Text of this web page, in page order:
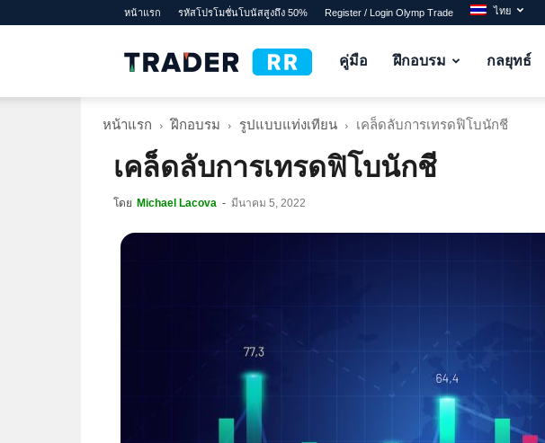
หน้าแรก รหัสโปรโมชั่นโบนัสสูงถึง 50% Register / Login Olymp Trade ไทย
TraderRR
คู่มือ ฝึกอบรม กลยุทธ์
หน้าแรก ฝึกอบรม รูปแบบแท่งเทียน เคล็ดลับการเทรดฟิโบนักชี
เคล็ดลับการเทรดฟิโบนักชี
โดย Michael Lacova - มีนาคม 5, 2022